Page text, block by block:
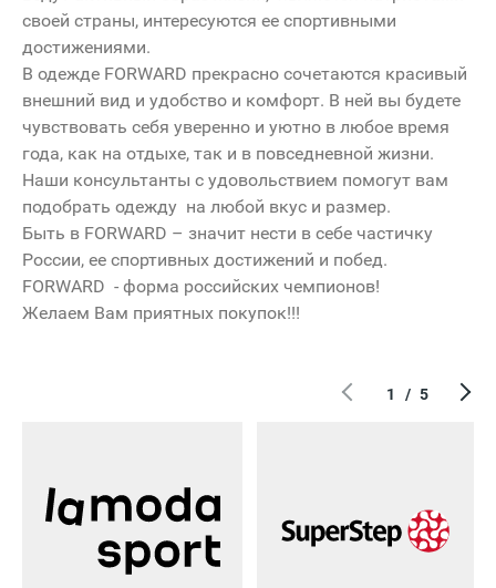
своей страны, интересуются ее спортивными
достижениями.
В одежде FORWARD прекрасно сочетаются красивый
внешний вид и удобство и комфорт. В ней вы будете
чувствовать себя уверенно и уютно в любое время
года, как на отдыхе, так и в повседневной жизни.
Наши консультанты с удовольствием помогут вам
подобрать одежду на любой вкус и размер.
Быть в FORWARD – значит нести в себе частичку
России, ее спортивных достижений и побед.
FORWARD - форма российских чемпионов!
Желаем Вам приятных покупок!!!
1 / 5